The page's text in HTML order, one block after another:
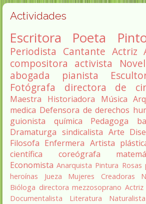
Actividades
Escritora Poeta
Periodista Cantante Actriz
compositora activista
abogada
pianista
Fotógrafa
directora de
Maestra
Historiadora Música
medica Defensora de derechos
guionista
química Pedagoga
Dramaturga sindicalista Arte
Filosofa Enfermera Artista
científica
coreógrafa
Economista Anarquista Pintura
heroínas
Jueza Mujeres Creadoras
Bióloga directora mezzosoprano
Documentalista
Literatura Naturalista